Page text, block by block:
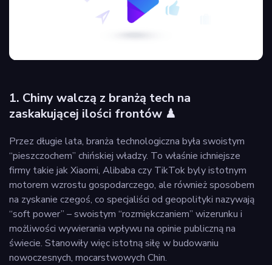
1. Chiny walczą z branżą tech na
zaskakującej ilości frontów ♟
Przez długie lata, branża technologiczna była swoistym
“pieszczochem” chińskiej władzy. To właśnie ichniejsze
firmy takie jak Xiaomi, Alibaba czy TikTok byly istotnym
motorem wzrostu gospodarczego, ale również sposobem
na zyskanie czegoś, co specjaliści od geopolityki nazywają
“soft power” – swoistym “rozmiękczaniem” wizerunku i
możliwości wywierania wpływu na opinie publiczną na
świecie. Stanowiły więc istotną siłę w budowaniu
nowoczesnych, mocarstwowych Chin.